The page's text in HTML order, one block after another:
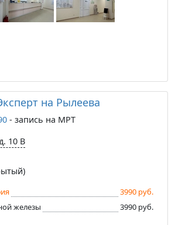
на Рылеева
- запись на МРТ
10 В
3990 руб.
железы
3990 руб.